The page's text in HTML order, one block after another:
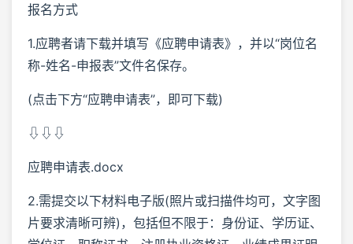
报名方式
1.应聘者请下载并填写《应聘申请表》，并以“岗位名
称-姓名-申报表”文件名保存。
(点击下方“应聘申请表”，即可下载)
⇩⇩⇩
应聘申请表.docx
2.需提交以下材料电子版(照片或扫描件均可，文字图
片要求清晰可辨)，包括但不限于：身份证、学历证、